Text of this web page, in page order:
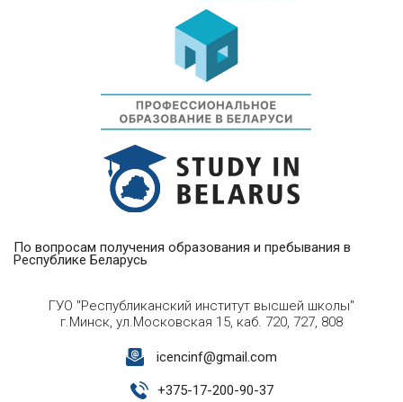
По вопросам получения образования и пребывания в
Республике Беларусь
ГУО "Республиканский институт высшей школы"
г.Минск, ул.Московская 15, каб. 720, 727, 808
icencinf@gmail.com
+375-17-200-90-37